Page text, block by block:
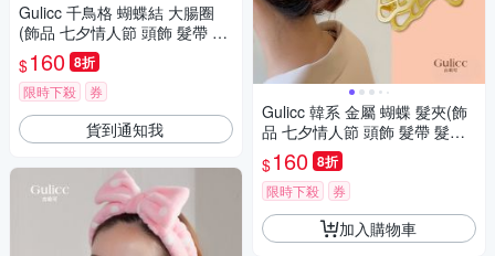
Gulicc 千鳥格 蝴蝶結 大腸圈
(飾品 七夕情人節 頭飾 髮帶 髮
箍 生日禮物 主題穿搭 約會 )
$160 8折
限時下殺 券
貨到通知我
Gulicc 韓系 金屬 蝴蝶 髮夾(飾
品 七夕情人節 頭飾 髮帶 髮箍
生日禮物 主題穿搭 約會 )
$160 8折
限時下殺 券
加入購物車